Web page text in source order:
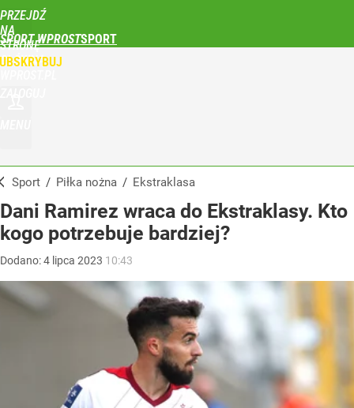
PRZEJDŹ
NA
STRONĘ
GŁÓWNĄ
SPORT WPROST
Sport / Piłka nożna / Ekstraklasa
Dani Ramirez wraca do Ekstraklasy. Kto
kogo potrzebuje bardziej?
Dodano:4 lipca 2023 10:43